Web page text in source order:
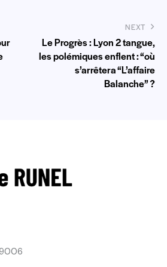
NEXT
Le Progrès : Lyon 2 tangue,
les polémiques enflent : “où
s’arrêtera “L’affaire
Balanche” ?